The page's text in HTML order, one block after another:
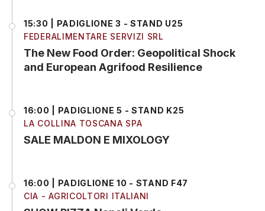
15:30 | PADIGLIONE 3 - STAND U25
FEDERALIMENTARE SERVIZI SRL
The New Food Order: Geopolitical Shock
and European Agrifood Resilience
16:00 | PADIGLIONE 5 - STAND K25
LA COLLINA TOSCANA SPA
SALE MALDON E MIXOLOGY
16:00 | PADIGLIONE 10 - STAND F47
CIA - AGRICOLTORI ITALIANI